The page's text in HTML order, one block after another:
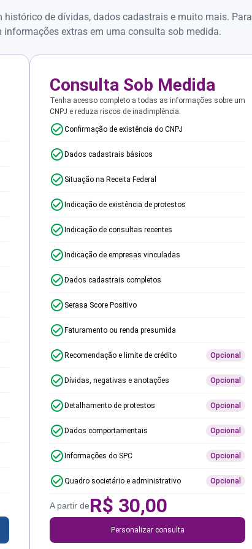
histórico de dívidas, dados cadastrais e muito mais. Para
extras em uma consulta sob medida.
Consulta Sob Medida
Tenha acesso completo a todas as informações sobre um
CNPJ e reduza riscos de inadimplência.
Confirmação de existência do CNPJ
Dados cadastrais básicos
Situação na Receita Federal
Indicação de existência de protestos
Indicação de consultas recentes
Indicação de empresas vinculadas
Dados cadastrais completos
Serasa Score Positivo
Faturamento ou renda presumida
Recomendação e limite de crédito Opcional
Dívidas, negativas e anotações Opcional
Detalhamento de protestos Opcional
Dados comportamentais Opcional
Informações do SPC Opcional
Quadro societário e administrativo Opcional
A partir deR$ 30,00
Personalizar consulta